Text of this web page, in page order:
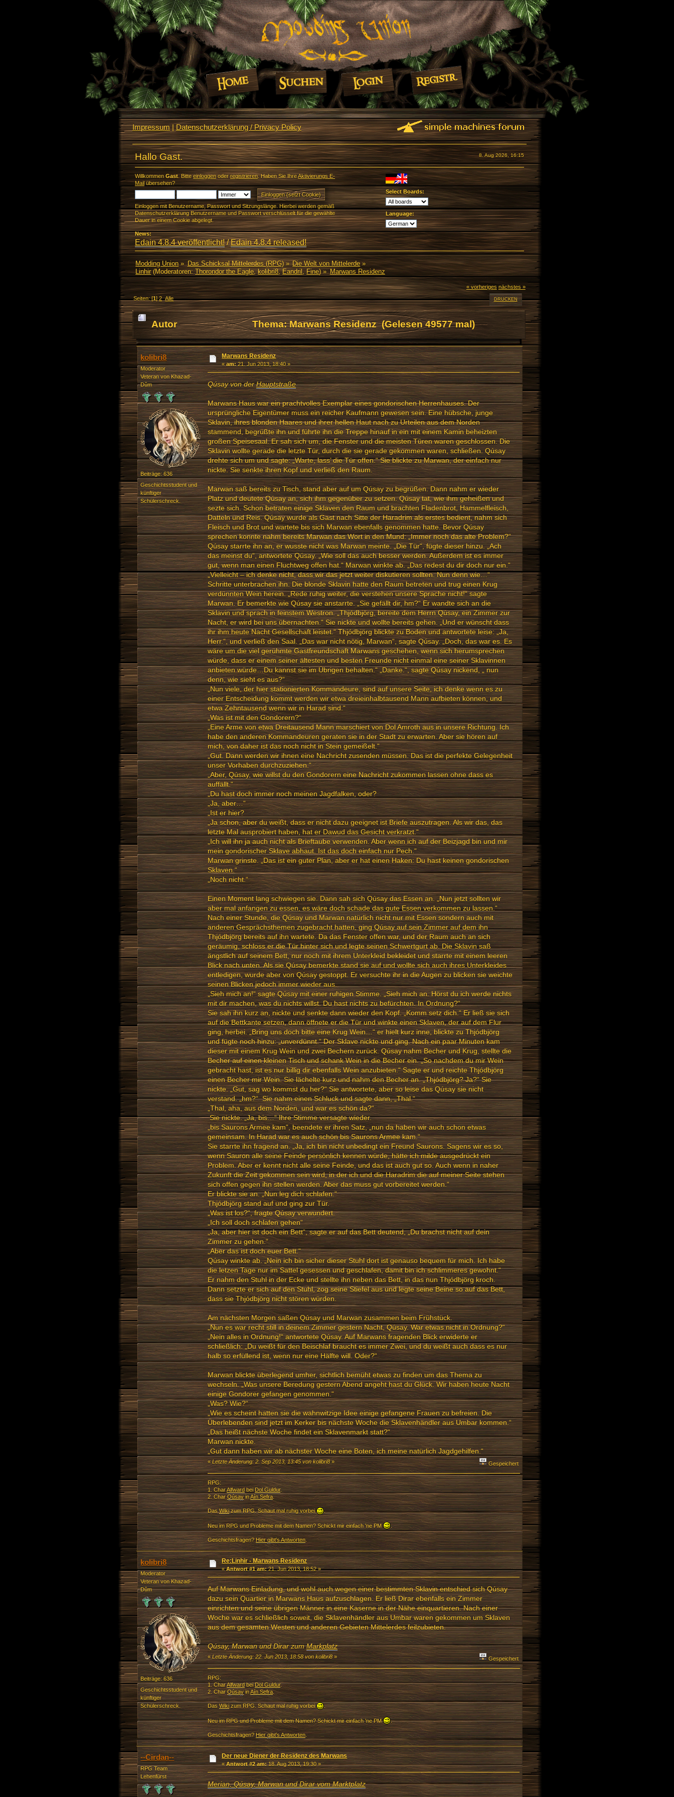
Impressum|Datenschutzerklärung / Privacy Policy
8. Aug 2026, 16:15
Hallo Gast.
Willkommen Gast. Bitte einloggenoderregistrieren. Haben Sie IhreAktivierungs E-
Mailübersehen?
Einloggen mit Benutzername, Passwort und Sitzungslänge. Hierbei werden gemäß
Datenschutzerklärung Benutzername und Passwort verschlüsselt für die gewählte
Dauer in einem Cookie abgelegt.
Select Boards:
Language:
News:
Edain 4.8.4 veröffentlicht!/Edain 4.8.4 released!
Modding Union» Das Schicksal Mittelerdes (RPG)» Die Welt von Mittelerde»
Linhir(Moderatoren:Thorondor the Eagle,kolibri8,Eandril , Fine) » Marwans Residenz
« vorheriges nächstes »
DRUCKEN
Seiten: [1]2 Alle
Autor Thema: Marwans Residenz (Gelesen 49577 mal)
kolibri8
Moderator
Veteran von Khazad-
Dûm
Beiträge: 636
Geschichtsstudent und
künftiger
Schülerschreck.
Marwans Residenz
«am:21. Jun 2013, 18:40 »
Qúsay von derHauptstraße
Marwans Haus war ein prachtvolles Exemplar eines gondorischen Herrenhauses. Der
ursprüngliche Eigentümer muss ein reicher Kaufmann gewesen sein. Eine hübsche, junge
Sklavin, ihres blonden Haares und ihrer hellen Haut nach zu Urteilen aus dem Norden
stammend, begrüßte ihn und führte ihn die Treppe hinauf in ein mit einem Kamin beheizten
großen Speisesaal. Er sah sich um, die Fenster und die meisten Türen waren geschlossen. Die
Sklavin wollte gerade die letzte Tür, durch die sie gerade gekommen waren, schließen. Qúsay
drehte sich um und sagte: „Warte, lass’ die Tür offen.“ Sie blickte zu Marwan, der einfach nur
nickte. Sie senkte ihren Kopf und verließ den Raum.
Marwan saß bereits zu Tisch, stand aber auf um Qúsay zu begrüßen. Dann nahm er wieder
Platz und deutete Qúsay an, sich ihm gegenüber zu setzen. Qúsay tat, wie ihm geheißen und
sezte sich. Schon betraten einige Sklaven den Raum und brachten Fladenbrot, Hammelfleisch,
Datteln und Reis. Qúsay wurde als Gast nach Sitte der Haradrim als erstes bedient, nahm sich
Fleisch und Brot und wartete bis sich Marwan ebenfalls genommen hatte. Bevor Qúsay
sprechen konnte nahm bereits Marwan das Wort in den Mund: „Immer noch das alte Problem?“
Qúsay starrte ihn an, er wusste nicht was Marwan meinte. „Die Tür“, fügte dieser hinzu. „Ach
das meinst du“, antwortete Qúsay. „Wie soll das auch besser werden. Außerdem ist es immer
gut, wenn man einen Fluchtweg offen hat.“ Marwan winkte ab. „Das redest du dir doch nur ein.“
„Vielleicht – ich denke nicht, dass wir das jetzt weiter diskutieren sollten. Nun denn wie…“
Schritte unterbrachen ihn. Die blonde Sklavin hatte den Raum betreten und trug einen Krug
verdünnten Wein herein. „Rede ruhig weiter, die verstehen unsere Sprache nicht!“ sagte
Marwan. Er bemerkte wie Qúsay sie anstarrte. „Sie gefällt dir, hm?“ Er wandte sich an die
Sklavin und sprach in feinstem Westron. „Thjódbjörg, bereite dem Herrn Qúsay, ein Zimmer zur
Nacht, er wird bei uns übernachten.“ Sie nickte und wollte bereits gehen. „Und er wünscht dass
ihr ihm heute Nacht Gesellschaft leistet.“ Thjódbjörg blickte zu Boden und antwortete leise: „Ja,
Herr.“, und verließ den Saal. „Das war nicht nötig, Marwan“, sagte Qúsay. „Doch, das war es. Es
wäre um die viel gerühmte Gastfreundschaft Marwans geschehen, wenn sich herumsprechen
würde, dass er einem seiner ältesten und besten Freunde nicht einmal eine seiner Sklavinnen
anbieten würde…Du kannst sie im Übrigen behalten.“ „Danke.“, sagte Qúsay nickend, „ nun
denn, wie sieht es aus?“
„Nun viele, der hier stationierten Kommandeure, sind auf unsere Seite, ich denke wenn es zu
einer Entscheidung kommt werden wir etwa dreieinhalbtausend Mann aufbieten können, und
etwa Zehntausend wenn wir in Harad sind.“
„Was ist mit den Gondorern?“
„Eine Arme von etwa Dreitausend Mann marschiert von Dol Amroth aus in unsere Richtung. Ich
habe den anderen Kommandeuren geraten sie in der Stadt zu erwarten. Aber sie hören auf
mich, von daher ist das noch nicht in Stein gemeißelt.“
„Gut. Dann werden wir ihnen eine Nachricht zusenden müssen. Das ist die perfekte Gelegenheit
unser Vorhaben durchzuziehen.“
„Aber, Qúsay, wie willst du den Gondorern eine Nachricht zukommen lassen ohne dass es
auffällt.“
„Du hast doch immer noch meinen Jagdfalken, oder?
„Ja, aber…“
„Ist er hier?
„Ja schon, aber du weißt, dass er nicht dazu geeignet ist Briefe auszutragen. Als wir das, das
letzte Mal ausprobiert haben, hat er Dawud das Gesicht verkratzt.“
„Ich will ihn ja auch nicht als Brieftaube verwenden. Aber wenn ich auf der Beizjagd bin und mir
mein gondorischer Sklave abhaut. Ist das doch einfach nur Pech.“
Marwan grinste. „Das ist ein guter Plan, aber er hat einen Haken: Du hast keinen gondorischen
Sklaven.“
„Noch nicht.“
Einen Moment lang schwiegen sie. Dann sah sich Qúsay das Essen an. „Nun jetzt sollten wir
aber mal anfangen zu essen, es wäre doch schade das gute Essen verkommen zu lassen.“
Nach einer Stunde, die Qúsay und Marwan natürlich nicht nur mit Essen sondern auch mit
anderen Gesprächsthemen zugebracht hatten, ging Qúsay auf sein Zimmer auf dem ihn
Thjódbjörg bereits auf ihn wartete. Da das Fenster offen war, und der Raum auch an sich
geräumig, schloss er die Tür hinter sich und legte seinen Schwertgurt ab. Die Sklavin saß
ängstlich auf seinem Bett, nur noch mit ihrem Unterkleid bekleidet und starrte mit einem leeren
Blick nach unten. Als sie Qúsay bemerkte stand sie auf und wollte sich auch ihres Unterkleides
entledigen, wurde aber von Qúsay gestoppt. Er versuchte ihr in die Augen zu blicken sie weichte
seinen Blicken jedoch immer wieder aus.
„Sieh mich an!“ sagte Qúsay mit einer ruhigen Stimme. „Sieh mich an. Hörst du ich werde nichts
mit dir machen, was du nichts willst. Du hast nichts zu befürchten. In Ordnung?“
Sie sah ihn kurz an, nickte und senkte dann wieder den Kopf. „Komm setz dich.“ Er ließ sie sich
auf die Bettkante setzen, dann öffnete er die Tür und winkte einen Sklaven, der auf dem Flur
ging, herbei. „Bring uns doch bitte eine Krug Wein…“ er hielt kurz inne, blickte zu Thjódbjörg
und fügte noch hinzu: „unverdünnt.“ Der Sklave nickte und ging. Nach ein paar Minuten kam
dieser mit einem Krug Wein und zwei Bechern zurück. Qúsay nahm Becher und Krug, stellte die
Becher auf einen kleinen Tisch und schank Wein in die Becher ein. „So nachdem du mir Wein
gebracht hast, ist es nur billig dir ebenfalls Wein anzubieten.“ Sagte er und reichte Thjódbjörg
einen Becher mir Wein. Sie lächelte kurz und nahm den Becher an. „Thjódbjörg? Ja?“ Sie
nickte. „Gut, sag wo kommst du her?“ Sie antwortete, aber so leise das Qúsay sie nicht
verstand. „hm?“ Sie nahm einen Schluck und sagte dann, „Thal.“
„Thal, aha, aus dem Norden, und war es schön da?“
Sie nickte. „Ja, bis…“ Ihre Stimme versagte wieder.
„bis Saurons Armee kam“, beendete er ihren Satz, „nun da haben wir auch schon etwas
gemeinsam. In Harad war es auch schön bis Saurons Armee kam.“
Sie starrte ihn fragend an. „Ja, ich bin nicht unbedingt ein Freund Saurons. Sagens wir es so,
wenn Sauron alle seine Feinde persönlich kennen würde, hätte ich milde ausgedrückt ein
Problem. Aber er kennt nicht alle seine Feinde, und das ist auch gut so. Auch wenn in naher
Zukunft die Zeit gekommen sein wird, in der ich und die Haradrim die auf meiner Seite stehen
sich offen gegen ihn stellen werden. Aber das muss gut vorbereitet werden.“
Er blickte sie an. „Nun leg dich schlafen.“
Thjódbjörg stand auf und ging zur Tür.
„Was ist los?“, fragte Qúsay verwundert.
„Ich soll doch schlafen gehen“
„Ja, aber hier ist doch ein Bett“, sagte er auf das Bett deutend, „Du brachst nicht auf dein
Zimmer zu gehen.“
„Aber das ist doch euer Bett.“
Qúsay winkte ab. „Nein ich bin sicher dieser Stuhl dort ist genauso bequem für mich. Ich habe
die letzen Tage nur im Sattel gesessen und geschlafen, damit bin ich schlimmeres gewohnt.“
Er nahm den Stuhl in der Ecke und stellte ihn neben das Bett, in das nun Thjódbjörg kroch.
Dann setzte er sich auf den Stuhl, zog seine Stiefel aus und legte seine Beine so auf das Bett,
dass sie Thjódbjörg nicht stören würden.
Am nächsten Morgen saßen Qúsay und Marwan zusammen beim Frühstück.
„Nun es war recht still in deinem Zimmer gestern Nacht, Qúsay. War etwas nicht in Ordnung?“
„Nein alles in Ordnung!“ antwortete Qúsay. Auf Marwans fragenden Blick erwiderte er
schließlich: „Du weißt für den Beischlaf braucht es immer Zwei, und du weißt auch dass es nur
halb so erfüllend ist, wenn nur eine Hälfte will. Oder?“
Marwan blickte überlegend umher, sichtlich bemüht etwas zu finden um das Thema zu
wechseln. „Was unsere Beredung gestern Abend angeht hast du Glück. Wir haben heute Nacht
einige Gondorer gefangen genommen.“
„Was? Wie?“
„Wie es scheint hatten sie die wahnwitzige Idee einige gefangene Frauen zu befreien. Die
Überlebenden sind jetzt im Kerker bis nächste Woche die Sklavenhändler aus Umbar kommen.“
„Das heißt nächste Woche findet ein Sklavenmarkt statt?“
Marwan nickte.
„Gut dann haben wir ab nächster Woche eine Boten, ich meine natürlich Jagdgehilfen.“
«Letzte Änderung: 2. Sep 2013, 13:45 von kolibri8» Gespeichert
RPG:
1. CharAlfwardbeiDol Guldur.
2. CharQúsayinAín Sefra.
DasWikizum RPG. Schaut mal ruhig vorbei .
Neu im RPG und Probleme mit dem Namen? Schickt mir einfach 'ne PM .
Geschichtsfragen?Hier gibt's Antworten.
kolibri8
Moderator
Veteran von Khazad-
Dûm
Beiträge: 636
Geschichtsstudent und
künftiger
Schülerschreck.
Re:Linhir - Marwans Residenz
«Antwort #1 am:21. Jun 2013, 18:52 »
Auf Marwans Einladung, und wohl auch wegen einer bestimmten Sklavin entschied sich Qúsay
dazu sein Quartier in Marwans Haus aufzuschlagen. Er ließ Dirar ebenfalls ein Zimmer
einrichten und seine übrigen Männer in eine Kaserne in der Nähe einquartieren. Nach einer
Woche war es schließlich soweit, die Sklavenhändler aus Umbar waren gekommen um Sklaven
aus dem gesamten Westen und anderen Gebieten Mittelerdes feilzubieten.
Qúsay, Marwan und Dirar zumMarkplatz
«Letzte Änderung: 22. Jun 2013, 18:58 von kolibri8 » Gespeichert
RPG:
1. CharAlfwardbeiDol Guldur.
2. CharQúsayinAín Sefra.
DasWikizum RPG. Schaut mal ruhig vorbei .
Neu im RPG und Probleme mit dem Namen? Schickt mir einfach 'ne PM .
Geschichtsfragen?Hier gibt's Antworten.
--Cirdan--
RPG Team
Lehenfürst
Der neue Diener der Residenz des Marwans
«Antwort #2 am:18. Aug 2013, 19:30 »
Merian, Qúsay, Marwan und Dirar vom Marktplatz